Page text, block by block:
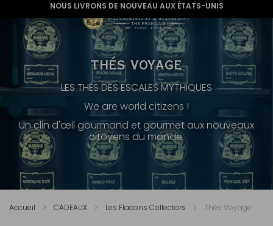
NOUS LIVRONS DE NOUVEAU AUX ÉTATS-UNIS
THÉS VOYAGE
LES THÉS DES ESCALES MYTHIQUES
We are world citizens !
Un clin d'œil gourmand et gourmet aux nouveaux
citoyens du monde.
Accueil CADEAUX Les Flacons Collectors Thés Voyage